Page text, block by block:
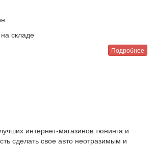
складе
Подробнее
интернет-магазинов тюнинга и
сделать свое авто неотразимым и